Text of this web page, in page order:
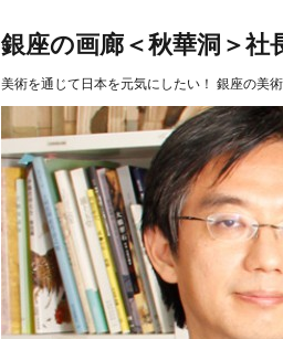
銀座の画廊＜秋華洞＞社
美術を通じて日本を元気にしたい！ 銀座の美